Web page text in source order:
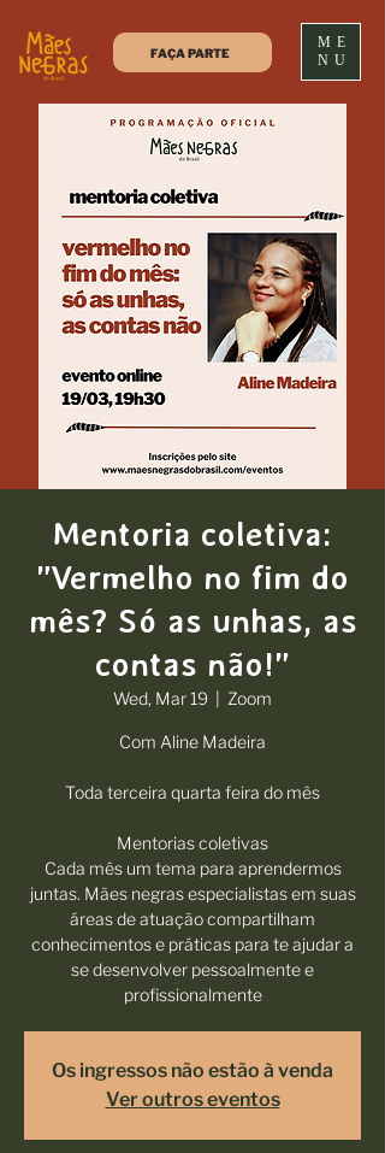
FAÇA PARTE
ME
NU
Mentoria coletiva:
"Vermelho no fim do
mês? Só as unhas, as
contas não!"
Wed, Mar 19 Zoom
Com Aline Madeira
Toda terceira quarta feira do mês
Mentorias coletivas
Cada mês um tema para aprendermos
juntas. Mães negras especialistas em suas
áreas de atuação compartilham
conhecimentos e práticas para te ajudar a
se desenvolver pessoalmente e
profissionalmente
Os ingressos não estão à venda
Ver outros eventos